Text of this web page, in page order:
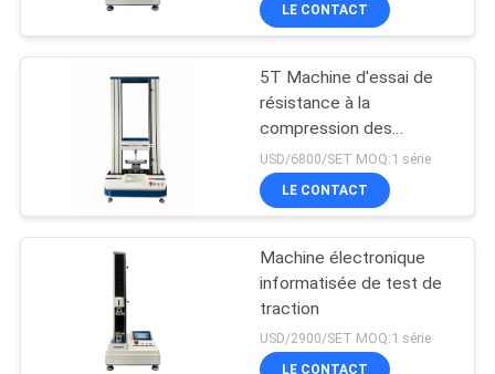
LE CONTACT
5T Machine d'essai de
résistance à la
compression des
matériaux
USD/6800/SET MOQ:1 série
LE CONTACT
Machine électronique
informatisée de test de
traction
USD/2900/SET MOQ:1 série
LE CONTACT